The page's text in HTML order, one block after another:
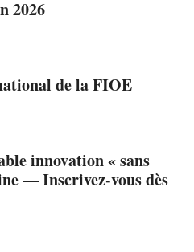
2026
de la FIOE
innovation « sans
— Inscrivez-vous dès